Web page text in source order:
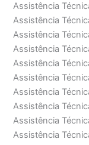
Assistência
Assistência
Assistência
Assistência
Assistência
Assistência
Assistência
Assistência
Assistência
Assistência